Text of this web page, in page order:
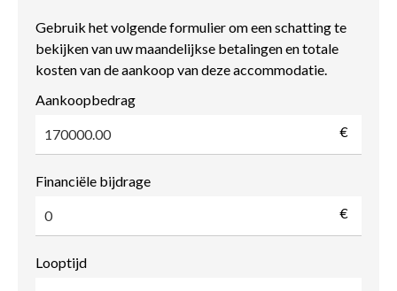
Gebruik het volgende formulier om een schatting te
bekijken van uw maandelijkse betalingen en totale
kosten van de aankoop van deze accommodatie.
Aankoopbedrag
€
Financiële bijdrage
€
Looptijd